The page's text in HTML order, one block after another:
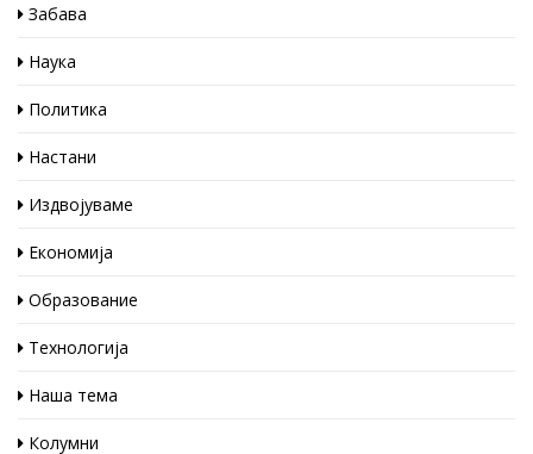
Забава
Наука
Политика
Настани
Издвојуваме
Економија
Образование
Технологија
Наша тема
Колумни